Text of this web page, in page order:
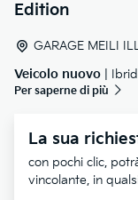
Edition
GARAGE MEILI
Veicolo nuovo |
Per saperne di più
La sua
con pochi clic,
vincolante, in